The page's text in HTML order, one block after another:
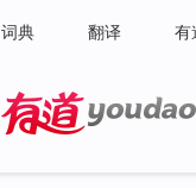
词典 翻译 有